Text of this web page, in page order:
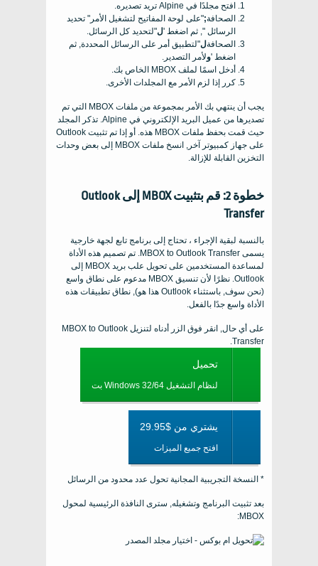
افتح مجلدًا في Alpine تريد تصديره.
الصحافة;"على لوحة المفاتيح لتشغيل الأمر" تحديد
الرسائل ", ثم اضغط 'ل"لتحديد كل الرسائل.
الصحافةل"لتطبيق أمر على الرسائل المحددة, ثم
اضغط 'ولأمر التصدير.
أدخل اسمًا لملف MBOX الخاص بك.
كرر إذا لزم الأمر مع المجلدات الأخرى.
يجب أن ينتهي بك الأمر بمجموعة من ملفات MBOX التي تم
تصديرها من عميل البريد الإلكتروني في Alpine. تذكر المجلد
حيث قمت بحفظ ملفات MBOX هذه. أو إذا تم تثبيت Outlook
على جهاز كمبيوتر آخر, انسخ ملفات MBOX إلى بعض وحدات
التخزين القابلة للإزالة.
خطوة 2: قم بتثبيت MBOX إلى Outlook
Transfer
بالنسبة لبقية الإجراء ، تحتاج إلى برنامج تابع لجهة خارجية
يسمى MBOX to Outlook Transfer. تم تصميم هذه الأداة
لمساعدة المستخدمين على تحويل علب بريد MBOX إلى
Outlook. نظرًا لأن تنسيق MBOX مدعوم على نطاق واسع
(نحن سوف, باستثناء Outlook هذا هو), نطاق تطبيقات هذه
الأداة واسع جدًا بالفعل.
على أي حال, انقر فوق الزر أدناه لتنزيل MBOX to Outlook
Transfer.
تحميل
لنظام التشغيل Windows 32/64 بت
يشتري من $29.95
افتح جميع الميزات
* النسخة التجريبية المجانية تحول عدد محدود من الرسائل
بعد تثبيت البرنامج وتشغيله, سترى النافذة الرئيسية لمحول
MBOX: